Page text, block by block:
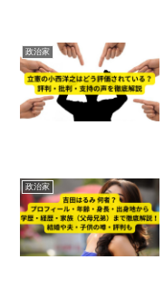
政治家
政治家